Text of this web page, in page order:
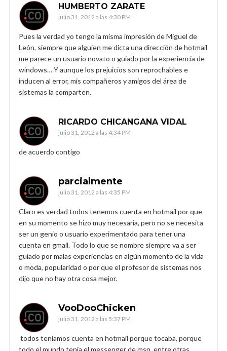
HUMBERTO ZARATE
julio 31, 2012 a las 4:30 PM
Pues la verdad yo tengo la misma impresión de Miguel de
León, siempre que alguien me dicta una dirección de hotmail
me parece un usuario novato o guiado por la experiencia de
windows… Y aunque los prejuicios son reprochables e
inducen al error, mis compañeros y amigos del área de
sistemas la comparten.
RICARDO CHICANGANA VIDAL
julio 31, 2012 a las 4:34 PM
de acuerdo contigo
parcialmente
julio 31, 2012 a las 4:35 PM
Claro es verdad todos tenemos cuenta en hotmail por que
en su momento se hizo muy necesaria, pero no se necesita
ser un genio o usuario experimentado para tener una
cuenta en gmail. Todo lo que se nombre siempre va a ser
guiado por malas experiencias en algún momento de la vida
o moda, popularidad o por que el profesor de sistemas nos
dijo que no hay otra cosa mejor.
VooDooChicken
julio 31, 2012 a las 5:37 PM
todos teníamos cuenta en hotmail porque tocaba, porque
todo el mundo tenía el messenger de msn, entre otras